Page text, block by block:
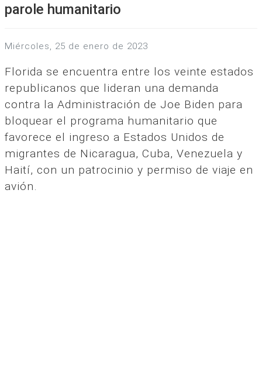
parole humanitario
miércoles, 25 de enero de 2023
Florida se encuentra entre los veinte estados
republicanos que lideran una demanda
contra la Administración de Joe Biden para
bloquear el programa humanitario que
favorece el ingreso a Estados Unidos de
migrantes de Nicaragua, Cuba, Venezuela y
Haití, con un patrocinio y permiso de viaje en
avión.